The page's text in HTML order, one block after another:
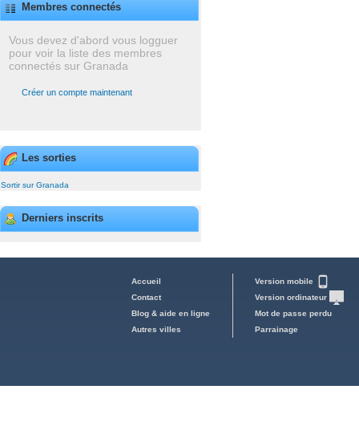
Membres connectés
Vous devez d'abord vous logguer
pour voir la liste des membres
connectés sur Granada
Créer un compte maintenant
Les sorties
Sortir sur Granada
Derniers inscrits
Accueil
Contact
Blog & aide en ligne
Autres villes
Version mobile
Version ordinateur
Mot de passe perdu
Parrainage